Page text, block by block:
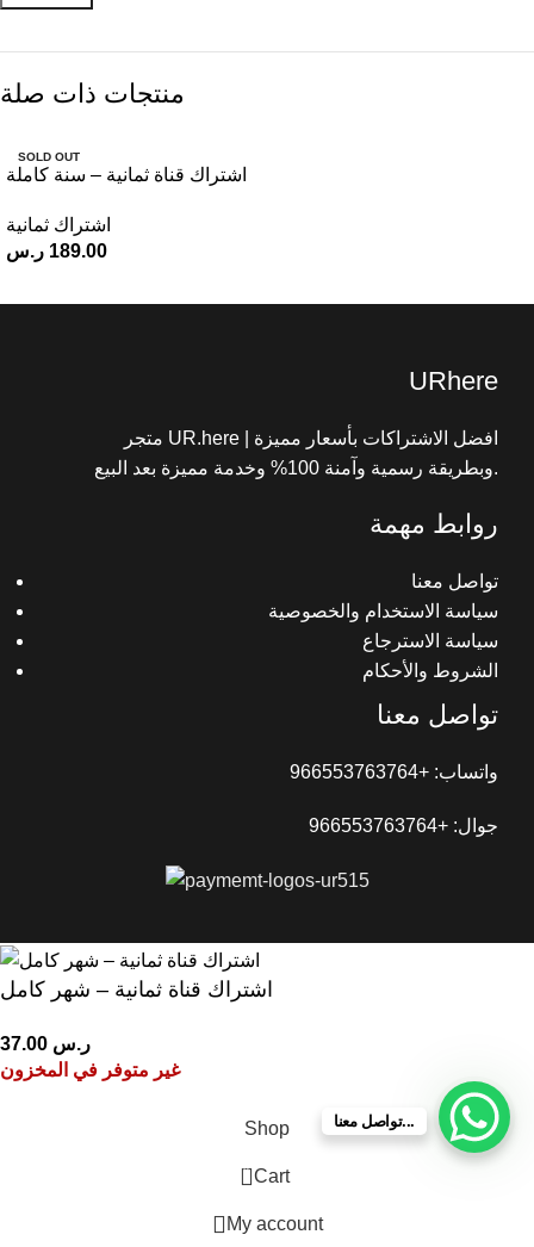
منتجات ذات صلة
SOLD OUT
اشتراك قناة ثمانية – سنة كاملة
اشتراك ثمانية
189.00 ر.س
URhere
متجر UR.here | افضل الاشتراكات بأسعار مميزة
وبطريقة رسمية وآمنة 100% وخدمة مميزة بعد البيع.
روابط مهمة
تواصل معنا
سياسة الاستخدام والخصوصية
سياسة الاسترجاع
الشروط والأحكام
تواصل معنا
واتساب: +966553763764
جوال: +966553763764
اشتراك قناة ثمانية – شهر كامل
37.00 ر.س
غير متوفر في المخزون
تواصل معنا... Shop
0 Cart
My account